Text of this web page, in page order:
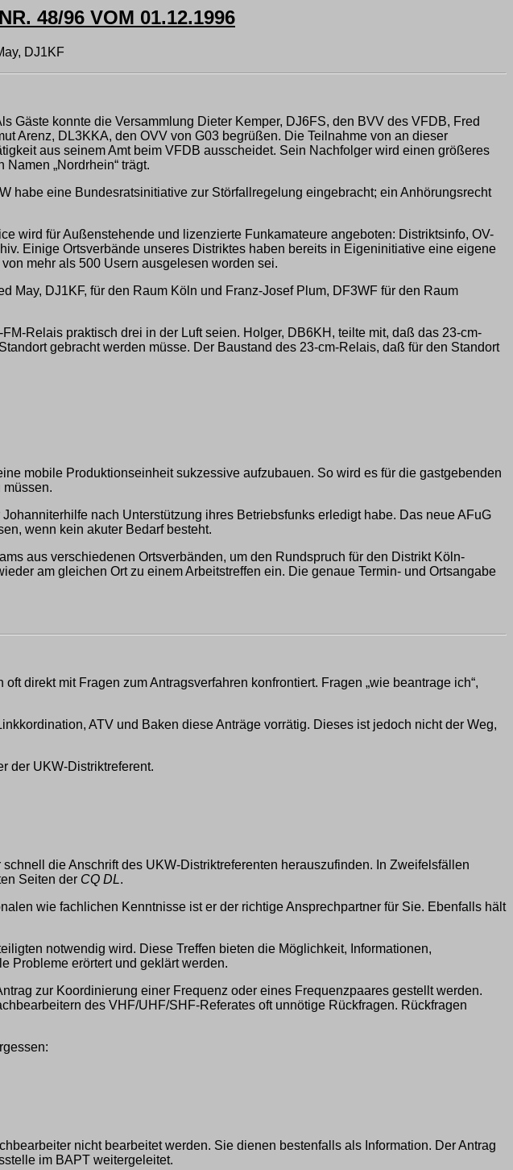
48/96 VOM 01.12.1996
DJ1KF
Gäste konnte die Versammlung Dieter Kemper, DJ6FS, den BVV des VFDB, Fred
Arenz, DL3KKA, den OVV von G03 begrüßen. Die Teilnahme von an dieser
aus seinem Amt beim VFDB ausscheidet. Sein Nachfolger wird einen größeres
„Nordrhein“ trägt.
habe eine Bundesratsinitiative zur Störfallregelung eingebracht; ein Anhörungsrecht
wird für Außenstehende und lizenzierte Funkamateure angeboten: Distriktsinfo, OV-
Einige Ortsverbände unseres Distriktes haben bereits in Eigeninitiative eine eigene
mehr als 500 Usern ausgelesen worden sei.
May, DJ1KF, für den Raum Köln und Franz-Josef Plum, DF3WF für den Raum
Relais praktisch drei in der Luft seien. Holger, DB6KH, teilte mit, daß das 23-cm-
gebracht werden müsse. Der Baustand des 23-cm-Relais, daß für den Standort
mobile Produktionseinheit sukzessive aufzubauen. So wird es für die gastgebenden
müssen.
nach Unterstützung ihres Betriebsfunks erledigt habe. Das neue AFuG
wenn kein akuter Bedarf besteht.
aus verschiedenen Ortsverbänden, um den Rundspruch für den Distrikt Köln-
am gleichen Ort zu einem Arbeitstreffen ein. Die genaue Termin- und Ortsangabe
direkt mit Fragen zum Antragsverfahren konfrontiert. Fragen „wie beantrage ich“,
ATV und Baken diese Anträge vorrätig. Dieses ist jedoch nicht der Weg,
der UKW-Distriktreferent.
die Anschrift des UKW-Distriktreferenten herauszufinden. In Zweifelsfällen
Seiten der CQ DL.
wie fachlichen Kenntnisse ist er der richtige Ansprechpartner für Sie. Ebenfalls hält
notwendig wird. Diese Treffen bieten die Möglichkeit, Informationen,
Probleme erörtert und geklärt werden.
zur Koordinierung einer Frequenz oder eines Frequenzpaares gestellt werden.
des VHF/UHF/SHF-Referates oft unnötige Rückfragen. Rückfragen
nicht bearbeitet werden. Sie dienen bestenfalls als Information. Der Antrag
im BAPT weitergeleitet.